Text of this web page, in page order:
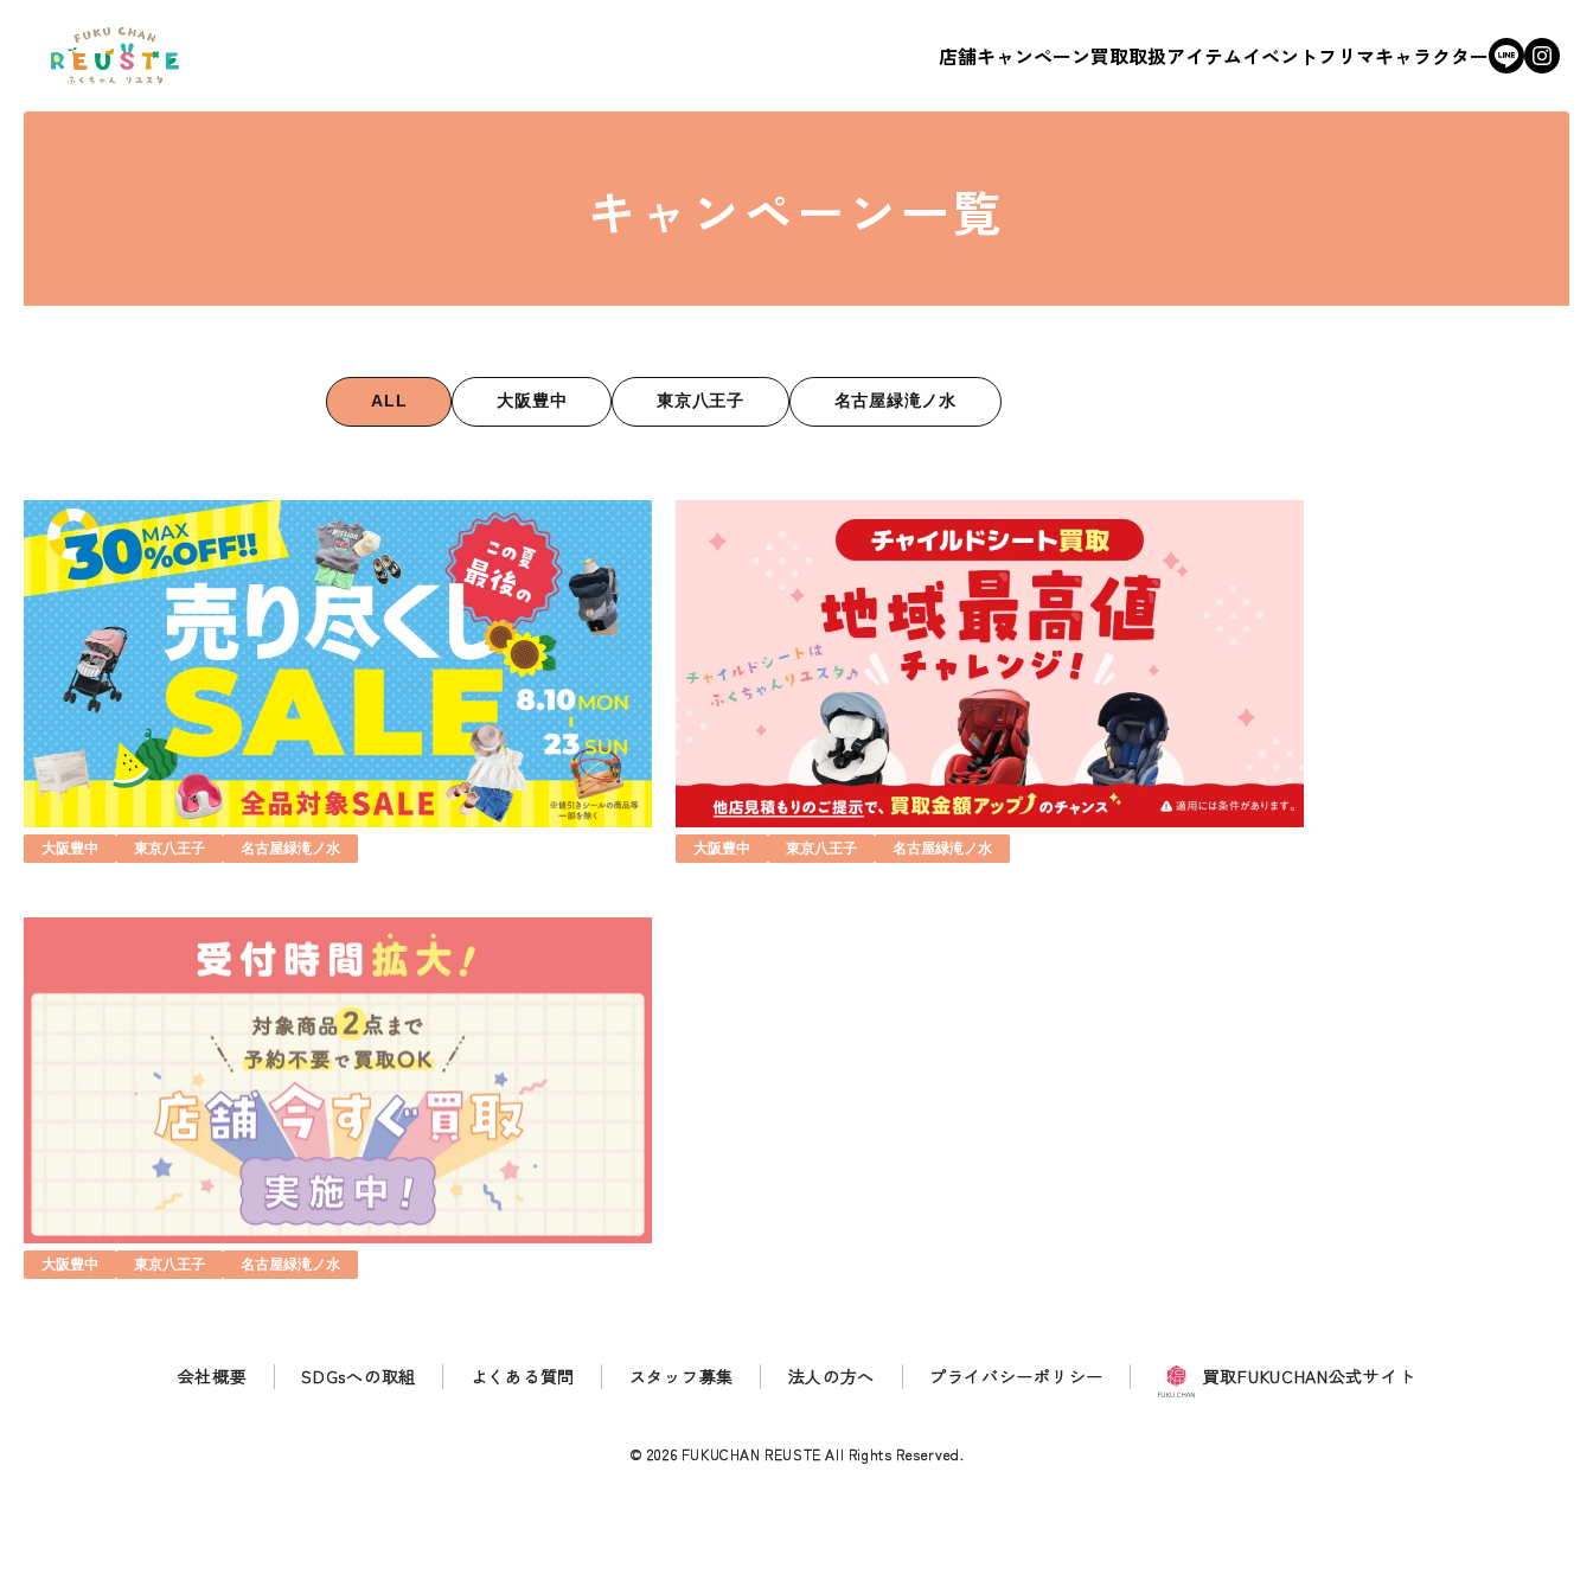
店舗キャンペーン買取取扱アイテムイベントフリマキャラクター
キャンペーン一覧
ALL 大阪豊中 東京八王子 名古屋緑滝ノ水
大阪豊中 東京八王子 名古屋緑滝ノ水 大阪豊中 東京八王子 名古屋緑滝ノ水
大阪豊中 東京八王子 名古屋緑滝ノ水
会社概要 SDGsへの取組 よくある質問 スタッフ募集 法人の方へ プライバシーポリシー 買取FUKUCHAN公式サイト
© 2026 FUKUCHAN REUSTE All Rights Reserved.